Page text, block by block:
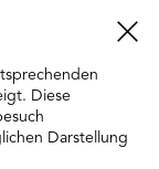
Diese
Darstellung